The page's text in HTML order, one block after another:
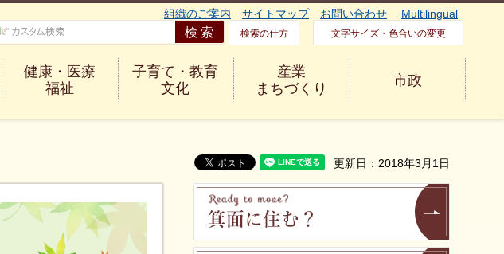
組織のご案内 サイトマップ お問い合わせ Multilingual
検索の仕方 文字サイズ・色合いの変更
健康・医療
福祉
子育て・教育
文化
産業
まちづくり
市政
更新日：2018年3月1日